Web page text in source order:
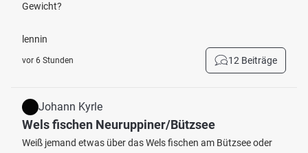
Gewicht?
lennin
vor 6 Stunden 12 Beiträge
Johann Kyrle
Wels fischen Neuruppiner/Bützsee
Weiß jemand etwas über das Wels fischen am Bützsee oder